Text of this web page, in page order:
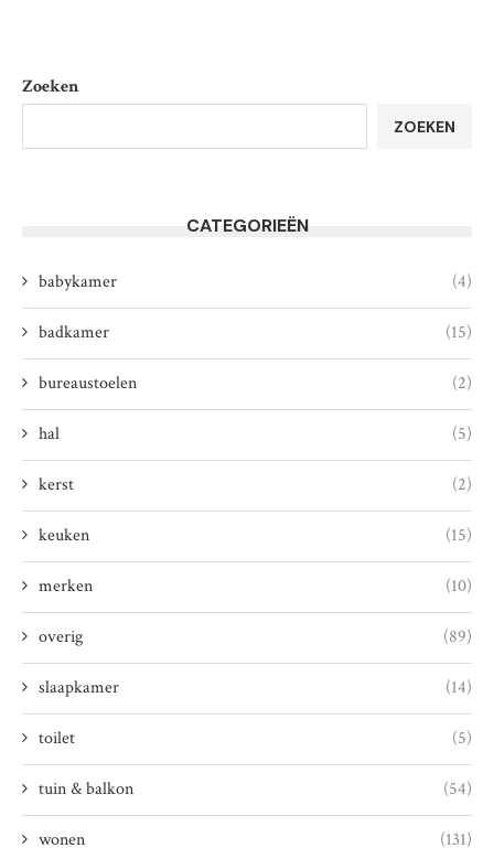
Zoeken
ZOEKEN
CATEGORIEËN
babykamer (4)
badkamer (15)
bureaustoelen (2)
hal (5)
kerst (2)
keuken (15)
merken (10)
overig (89)
slaapkamer (14)
toilet (5)
tuin & balkon (54)
wonen (131)